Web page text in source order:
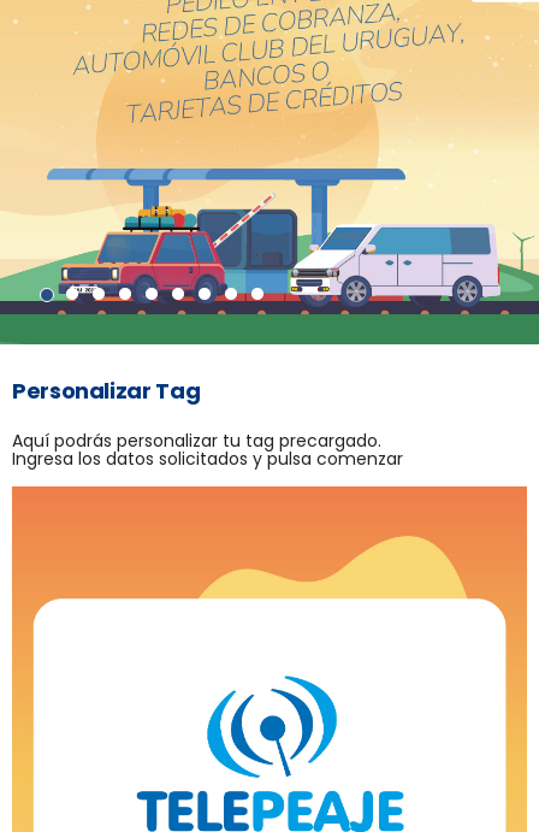
Personalizar Tag
Aquí podrás personalizar tu tag precargado.
Ingresa los datos solicitados y pulsa comenzar